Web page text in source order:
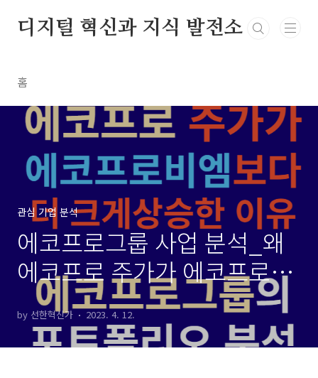
디지털 혁신과 지식 발전소
홈
관심 기업 분석
에코프로그룹 사업 분석_왜
에코프로 주가가 에코프로비
엠보다 더 오를까?
by 선한혁신가 2023. 4. 12.